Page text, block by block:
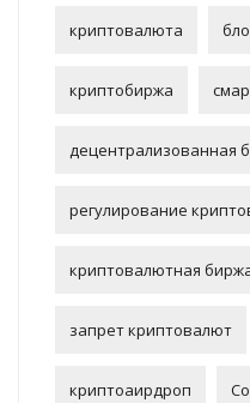
криптовалюта
криптобиржа
децентрализованная
регулирование
криптовалютная
запрет криптовалют
криптоаирдроп